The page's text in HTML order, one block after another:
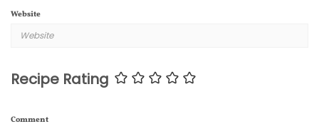
Website
Recipe Rating
Comment